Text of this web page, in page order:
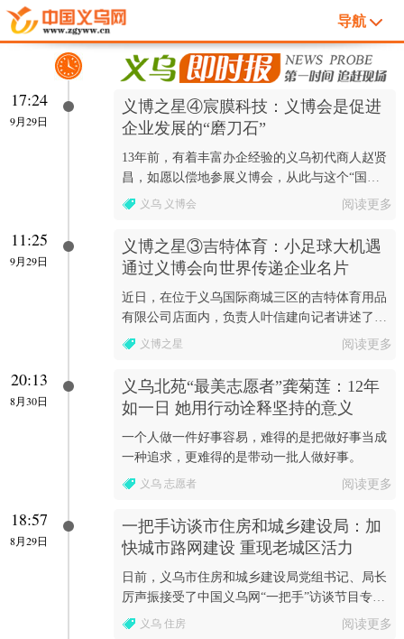
导航
义博之星④宸膜科技：义博会是促进
企业发展的“磨刀石”
13年前，有着丰富办企经验的义乌初代商人赵贤
昌，如愿以偿地参展义博会，从此与这个“国字
号”展会结下了不解之缘。
义乌 义博会 阅读更多
17:24
9月29日
义博之星③吉特体育：小足球大机遇
通过义博会向世界传递企业名片
近日，在位于义乌国际商城三区的吉特体育用品
有限公司店面内，负责人叶信建向记者讲述了他
们与义博会的不解之缘。
义博之星 阅读更多
11:25
9月29日
义乌北苑“最美志愿者”龚菊莲：12年
如一日 她用行动诠释坚持的意义
一个人做一件好事容易，难得的是把做好事当成
一种追求，更难得的是带动一批人做好事。
义乌 志愿者 阅读更多
20:13
8月30日
一把手访谈市住房和城乡建设局：加
快城市路网建设 重现老城区活力
日前，义乌市住房和城乡建设局党组书记、局长
厉声振接受了中国义乌网“一把手”访谈节目专
访，就城市路网建设等热点民生问题进行了解
义乌 住房 阅读更多
18:57
8月29日